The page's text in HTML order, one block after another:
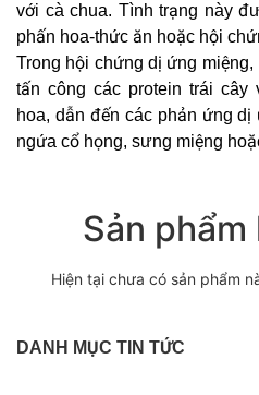
với cà chua. Tình trạng này
phấn hoa-thức ăn hoặc hội
Trong hội chứng dị ứng
tấn công các protein trái
hoa, dẫn đến các phản ứng
ngứa cổ họng, sưng miệng
Sản
Hiện tại chưa có sản phẩm
DANH MỤC TIN TỨC